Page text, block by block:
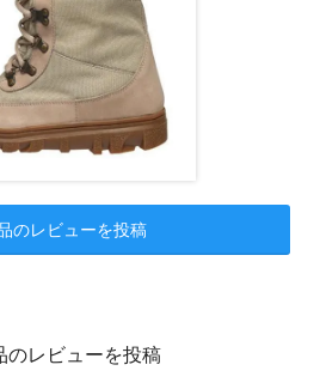
のレビューを投稿
のレビューを投稿